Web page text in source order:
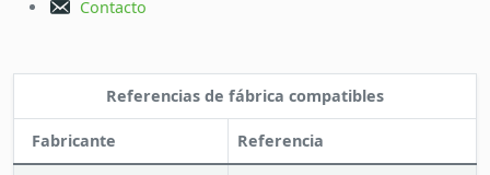
Contacto
Referencias de fábrica compatibles
Fabricante Referencia